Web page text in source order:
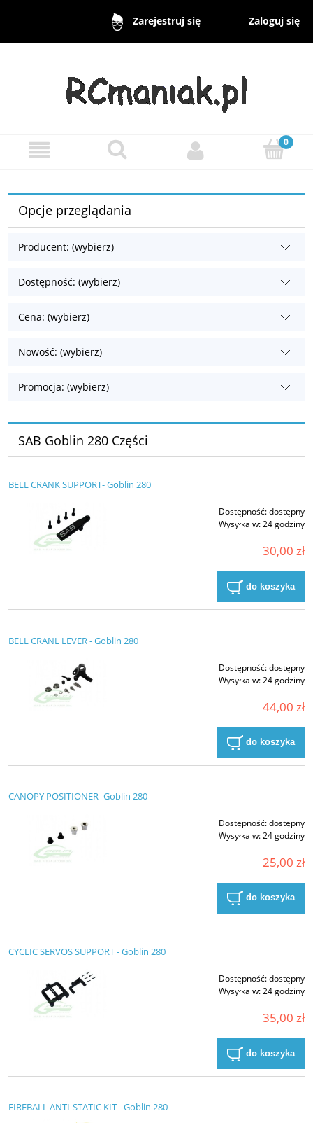
Zarejestruj się Zaloguj się
Opcje przeglądania
Producent: (wybierz)
Dostępność: (wybierz)
Cena: (wybierz)
Nowość: (wybierz)
Promocja: (wybierz)
SAB Goblin 280 Części
BELL CRANK SUPPORT- Goblin 280
Dostępność:dostępny
Wysyłka w:24 godziny
30,00 zł
do koszyka
BELL CRANL LEVER - Goblin 280
Dostępność:dostępny
Wysyłka w:24 godziny
44,00 zł
do koszyka
CANOPY POSITIONER- Goblin 280
Dostępność:dostępny
Wysyłka w:24 godziny
25,00 zł
do koszyka
CYCLIC SERVOS SUPPORT - Goblin 280
Dostępność:dostępny
Wysyłka w:24 godziny
35,00 zł
do koszyka
FIREBALL ANTI-STATIC KIT - Goblin 280